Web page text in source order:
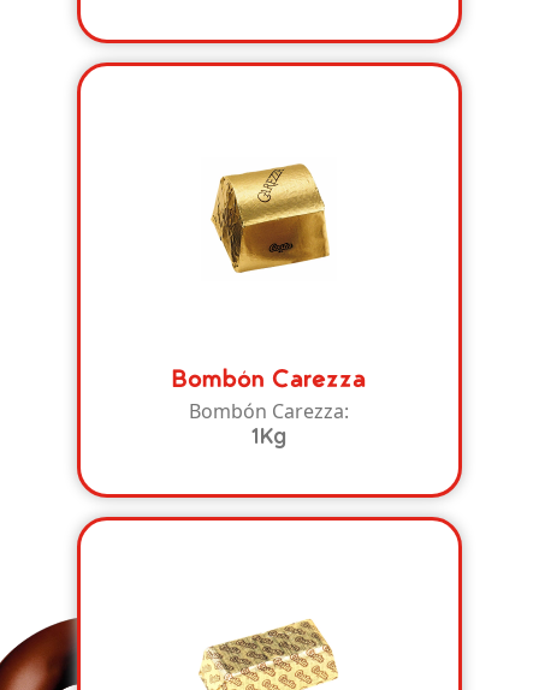
Bombón Carezza
Bombón Carezza:
1Kg